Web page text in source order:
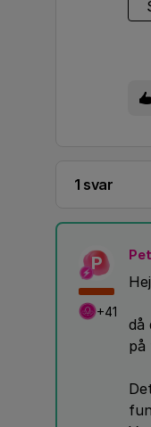
1 svar
P
+41
då
på